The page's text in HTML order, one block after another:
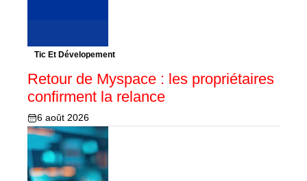
Tic Et Dévelopement
Retour de Myspace : les propriétaires
confirment la relance
6 août 2026